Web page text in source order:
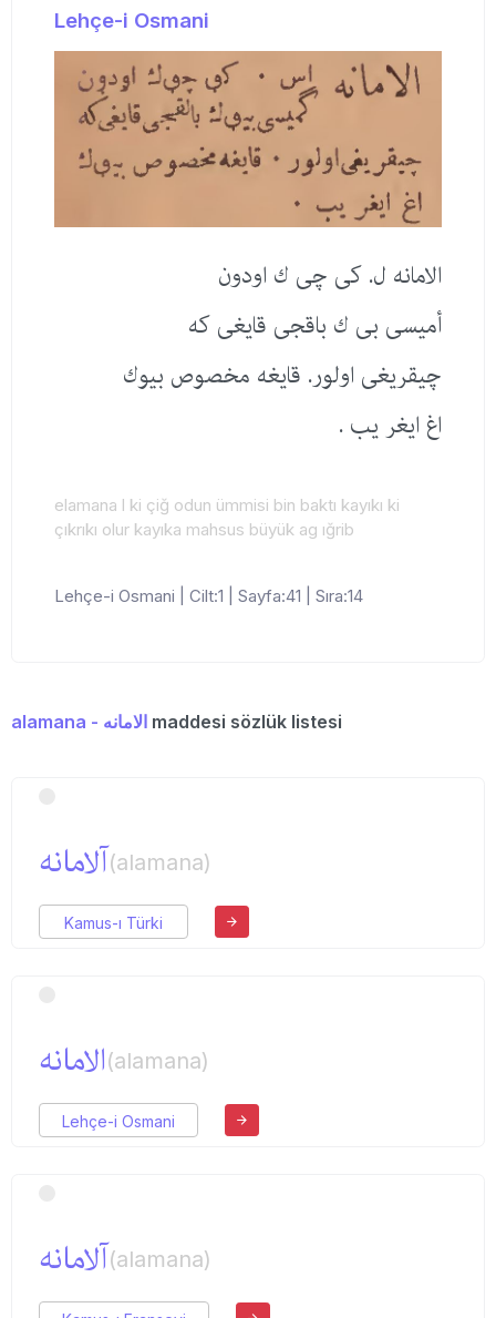
Lehçe-i Osmani
الامانه ل. كی چی ك اودون
أمیسی بی ك باقجی قایغی كه
چیقریغی اولور. قایغه مخصوص بیوك
اغ ایغر یب .
elamana l ki çiğ odun ümmisi bin baktı kayıkı ki
çıkrıkı olur kayıka mahsus büyük ag ığrib
Lehçe-i Osmani | Cilt:1 | Sayfa:41 | Sıra:14
alamana - الامانه maddesi sözlük listesi
آلامانه(alamana)
Kamus-ı Türki
الامانه(alamana)
Lehçe-i Osmani
آلامانه(alamana)